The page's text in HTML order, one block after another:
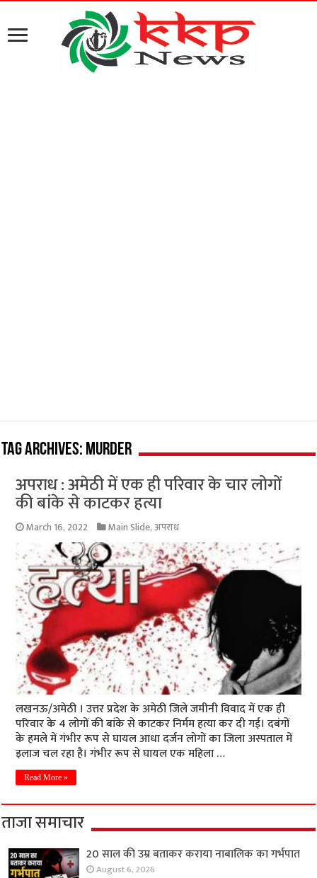
Tag Archives: murder
अपराध : अमेठी में एक ही परिवार के चार लोगों
की बांके से काटकर हत्या
March 16, 2022 Main Slide,अपराध
लखनऊ/अमेठी । उत्तर प्रदेश के अमेठी जिले जमीनी विवाद में एक ही
परिवार के 4 लोगों की बांके से काटकर निर्मम हत्या कर दी गई। दबंगों
के हमले में गंभीर रूप से घायल आधा दर्जन लोगों का जिला अस्पताल में
इलाज चल रहा है। गंभीर रूप से घायल एक महिला …
Read More »
ताजा समाचार
20 साल की उम्र बताकर कराया नाबालिक का गर्भपात
August 6, 2026